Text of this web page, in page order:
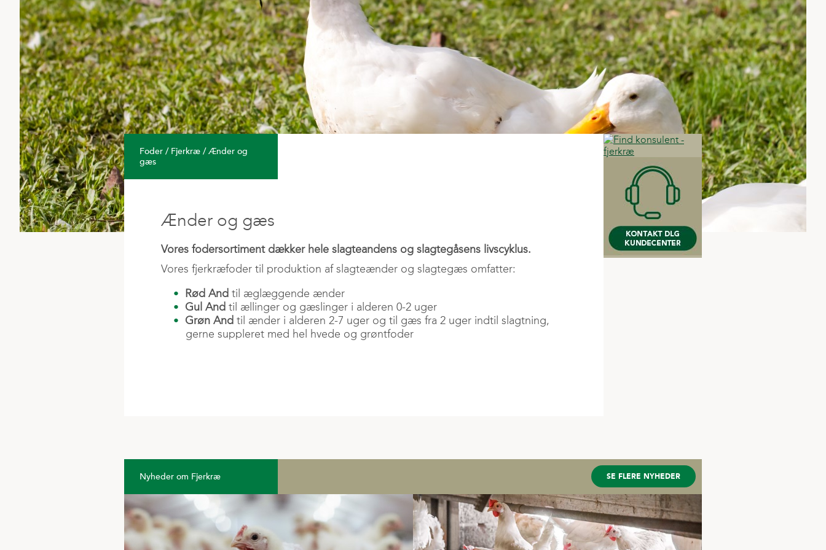
VF-Mix | Konc
Mineraler
Varmestress
Ænder og gæs
Ladeboks
Solceller og batteri
Fyringsolie
Tilknyttede selskaber
Fagkonsulenter
Foder / Fjerkræ / Ænder og
gæs
Ænder og gæs
Vores fodersortiment dækker hele slagteandens og slagtegåsens livscyklus.
Vores fjerkræfoder til produktion af slagteænder og slagtegæs omfatter:
Rød And til æglæggende ænder
Gul And til ællinger og gæslinger i alderen 0-2 uger
Grøn And til ænder i alderen 2-7 uger og til gæs fra 2 uger indtil slagtning,
gerne suppleret med hel hvede og grøntfoder
Nyheder om Fjerkræ SE FLERE NYHEDER